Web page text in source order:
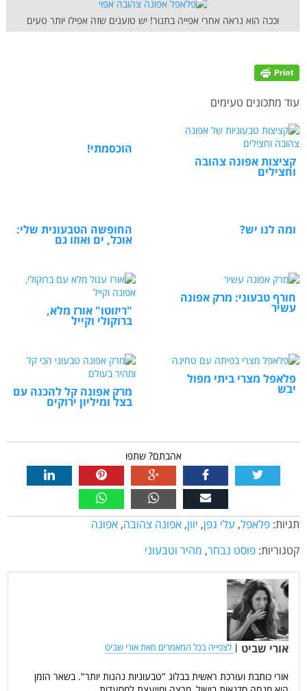
וככה הוא נראה אחרי אפייה בתנור! יש טוענים שזה אפילו יותר טעים
עוד מתכונים טעימים
קציצות אפונה צהובה
וחצילים
הוכסמתי!
ומה לנו יש? החופשה הטבעונית שלי:
אוכל, ים ואוזו גם
חורף טבעוני: מרק אפונה
עשיר "ריזוטו" אורז מלא,
ברוקולי וקייל
פלאפל מצרי ביתי מפול
יבש מרק אפונה קל להכנה עם
בצל ומיליון ירוקים
אהבתם? שתפו
תגיות: פלאפל, עלי גפן, יוון, אפונה צהובה, אפונה
קטגוריות: פוסט נבחר, מהיר וטבעוני
אורי שביט | לצפייה בכל המאמרים מאת אורי שביט
אורי כותבת ועורכת ראשית בבלוג "טבעוניות נהנות יותר". בשאר הזמן